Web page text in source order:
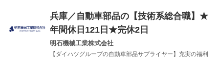
兵庫／自動車部品の【技術系総合職】★
年間休日121日★完休2日
明石機械工業株式会社
【ダイハツグループの自動車部品サプライヤー】充実の福利